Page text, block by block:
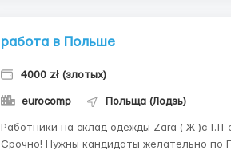
работа в Польше
4000 zł (злотых)
eurocomp Польща (Лодзь)
Работники на склад одежды Zara ( Ж )с 1.11
Срочно! Нужны кандидаты желательно по